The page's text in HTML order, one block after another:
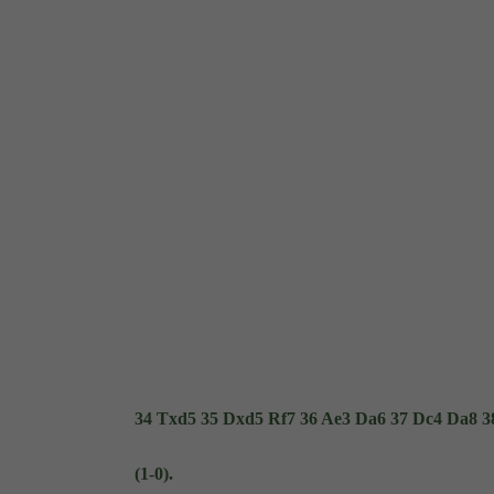
34 Txd5 35 Dxd5 Rf7 36 Ae3 Da6 37 Dc4 Da8
(1-0).